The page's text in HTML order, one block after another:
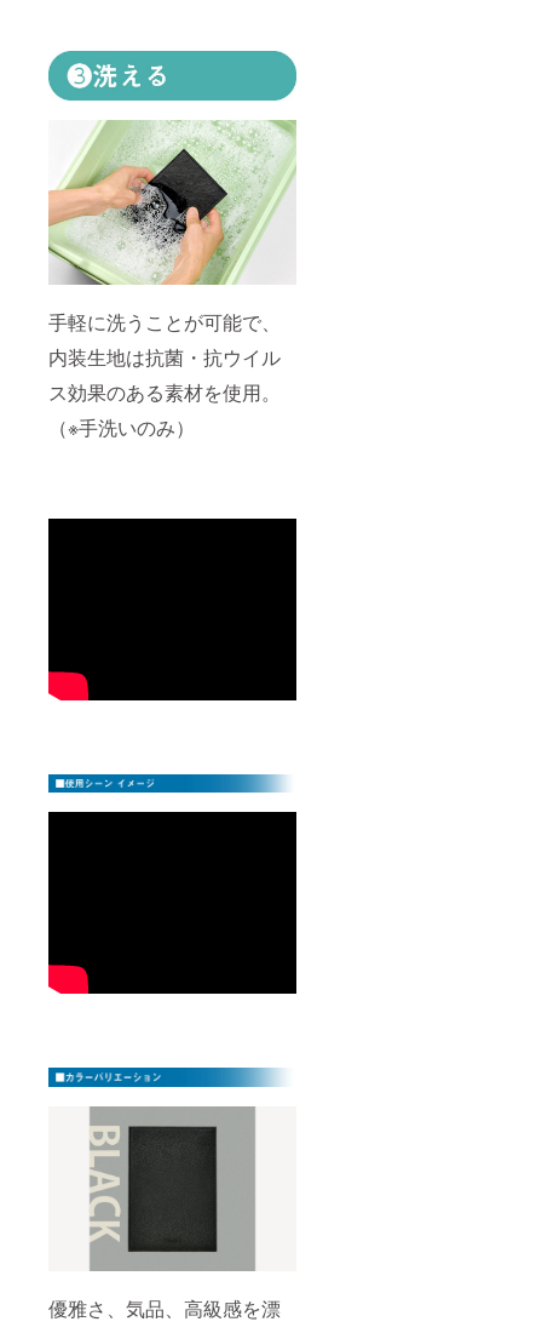
手軽に洗うことが可能で、
内装生地は抗菌・抗ウイル
ス効果のある素材を使用。
（※手洗いのみ）
優雅さ、気品、高級感を漂